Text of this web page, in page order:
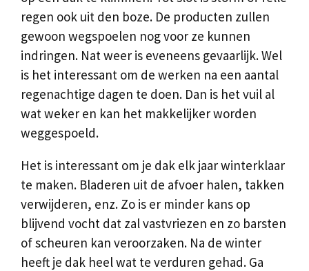
regen ook uit den boze. De producten zullen
gewoon wegspoelen nog voor ze kunnen
indringen. Nat weer is eveneens gevaarlijk. Wel
is het interessant om de werken na een aantal
regenachtige dagen te doen. Dan is het vuil al
wat weker en kan het makkelijker worden
weggespoeld.
Het is interessant om je dak elk jaar winterklaar
te maken. Bladeren uit de afvoer halen, takken
verwijderen, enz. Zo is er minder kans op
blijvend vocht dat zal vastvriezen en zo barsten
of scheuren kan veroorzaken. Na de winter
heeft je dak heel wat te verduren gehad. Ga